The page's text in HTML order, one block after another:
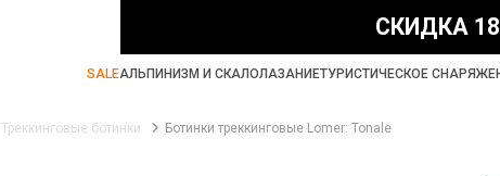
СКИДКА
SALEАЛЬПИНИЗМ И СКАЛОЛАЗАНИЕТУРИСТИЧЕСКОЕ
Треккинговые ботинки Ботинки треккинговые Lomer: Tonale